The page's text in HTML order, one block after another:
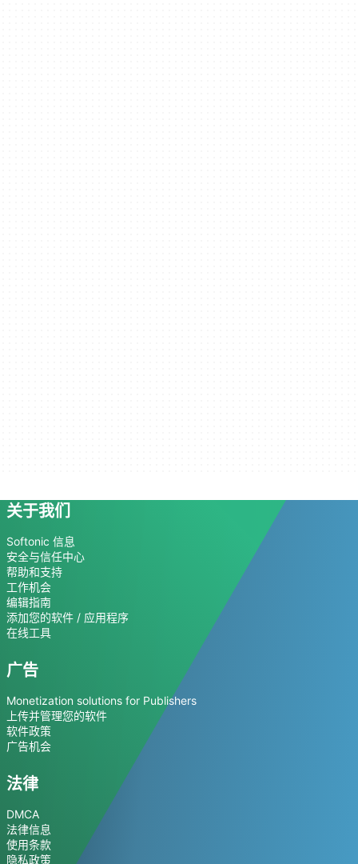
关于我们
Softonic 信息
安全与信任中心
帮助和支持
工作机会
编辑指南
添加您的软件 / 应用程序
在线工具
广告
Monetization solutions for Publishers
上传并管理您的软件
软件政策
广告机会
法律
DMCA
法律信息
使用条款
隐私政策